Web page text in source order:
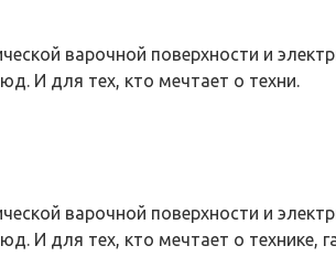
варочной поверхности и
И для тех, кто мечтает о техни.
варочной поверхности и
И для тех, кто мечтает о технике,